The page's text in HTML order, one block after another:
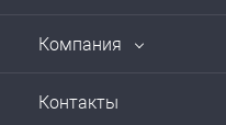
Компания
Контакты